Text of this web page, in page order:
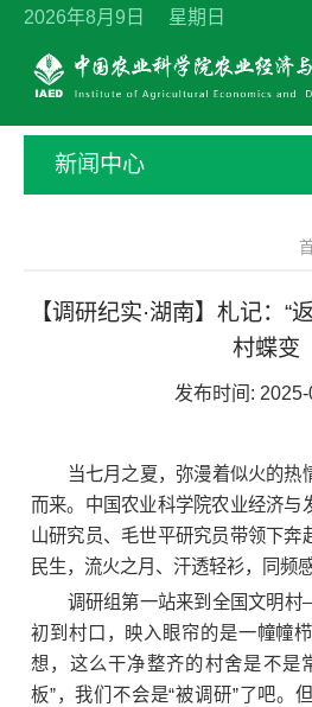
2026年8月9日 星期日
新闻中心
【调研纪实·湖南】札记：“
村蝶变
发布时间:
当七月之夏，弥漫着似火的热
而来。中国农业科学院农业经济与
山研究员、毛世平研究员带领下奔
民生，流火之月、汗透轻衫，同频
调研组第一站来到全国文明
初到村口，映入眼帘的是一幢幢
想，这么干净整齐的村舍是不是
板”，我们不会是“被调研”了吧。